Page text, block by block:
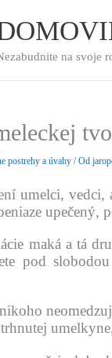
na svoje
postrehy a úvahy / Od
umelci,
maká a tá
pod